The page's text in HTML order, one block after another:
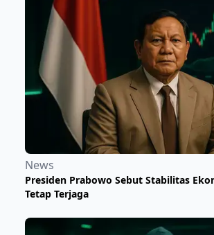
News
Presiden Prabowo Sebut Stabilitas
Tetap Terjaga